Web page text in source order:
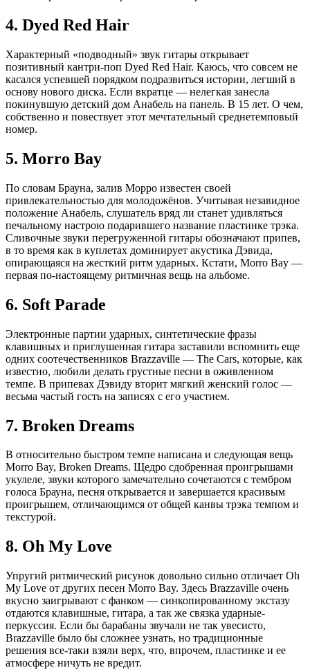
4. Dyed Red Hair
Характерный «подводный» звук гитары открывает
позитивный кантри-поп Dyed Red Hair. Каюсь, что совсем не
касался успевшей порядком подразвиться истории, легший в
основу нового диска. Если вкратце — нелегкая занесла
покинувшую детский дом Анабель на панель. В 15 лет. О чем,
собственно и повествует этот мечтательный среднетемповый
номер.
5. Morro Bay
По словам Брауна, залив Морро известен своей
привлекательностью для молодожёнов. Учитывая незавидное
положение Анабель, слушатель вряд ли станет удивляться
печальному настрою подарившего название пластинке трэка.
Сливочные звуки перегруженной гитары обозначают припев,
в то время как в куплетах доминирует акустика Дэвида,
опирающаяся на жесткий ритм ударных. Кстати, Morro Bay —
первая по-настоящему ритмичная вещь на альбоме.
6. Soft Parade
Электронные партии ударных, синтетические фразы
клавишных и приглушенная гитара заставили вспомнить еще
одних соотечественников Brazzaville — The Cars, которые, как
известно, любили делать грустные песни в оживленном
темпе. В припевах Дэвиду вторит мягкий женский голос —
весьма частый гость на записях с его участием.
7. Broken Dreams
В относительно быстром темпе написана и следующая вещь
Morro Bay, Broken Dreams. Щедро сдобренная проигрышами
укулеле, звуки которого замечательно сочетаются с тембром
голоса Брауна, песня открывается и завершается красивым
проигрышем, отличающимся от общей канвы трэка темпом и
текстурой.
8. Oh My Love
Упругий ритмический рисунок довольно сильно отличает Oh
My Love от других песен Morro Bay. Здесь Brazzaville очень
вкусно заигрывают с фанком — синкопированному экстазу
отдаются клавишные, гитара, а так же связка ударные-
перкуссия. Если бы барабаны звучали не так увесисто,
Brazzaville было бы сложнее узнать, но традиционные
решения все-таки взяли верх, что, впрочем, пластинке и ее
атмосфере ничуть не вредит.